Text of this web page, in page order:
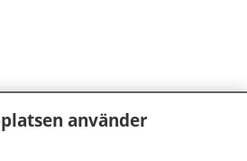
använder